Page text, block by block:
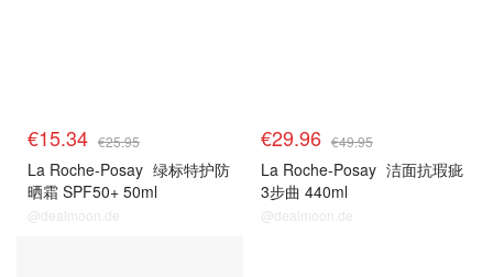
€15.34 €25.95
La Roche-Posay 绿标特护防
晒霜 SPF50+ 50ml
@dealmoon.de
€29.96 €49.95
La Roche-Posay 洁面抗瑕疵
3步曲 440ml
@dealmoon.de